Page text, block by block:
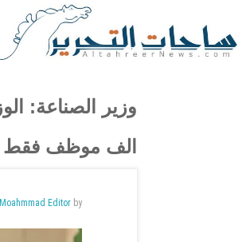
الف موظف فقط
by
Moahmmad Editor